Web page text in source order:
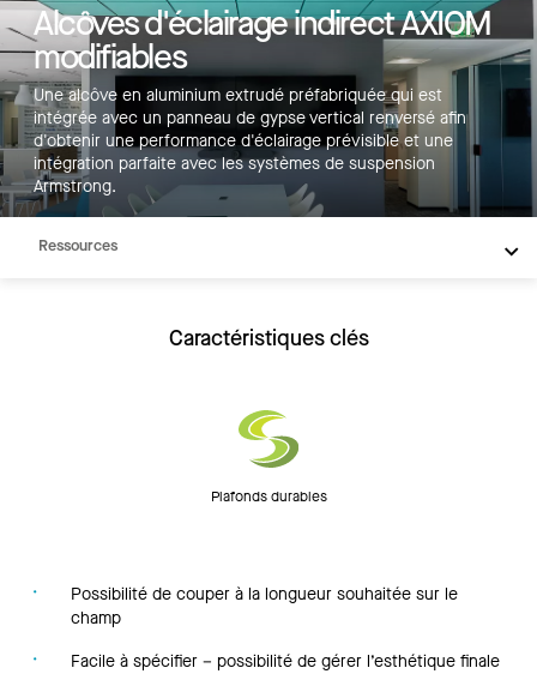
Alcôves d'éclairage indirect AXIOM
modifiables
Une alcôve en aluminium extrudé préfabriquée qui est
intégrée avec un panneau de gypse vertical renversé afin
d'obtenir une performance d'éclairage prévisible et une
intégration parfaite avec les systèmes de suspension
Armstrong.
Principales caractéristiques
Couleurs
Produits
Intégrations
Inspiration
Ressources
Caractéristiques clés
Plafonds durables
Possibilité de couper à la longueur souhaitée sur le
champ
Facile à spécifier – possibilité de gérer l’esthétique finale